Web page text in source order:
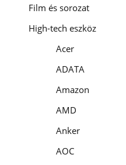
Film és sorozat
High-tech eszköz
Acer
ADATA
Amazon
AMD
Anker
AOC